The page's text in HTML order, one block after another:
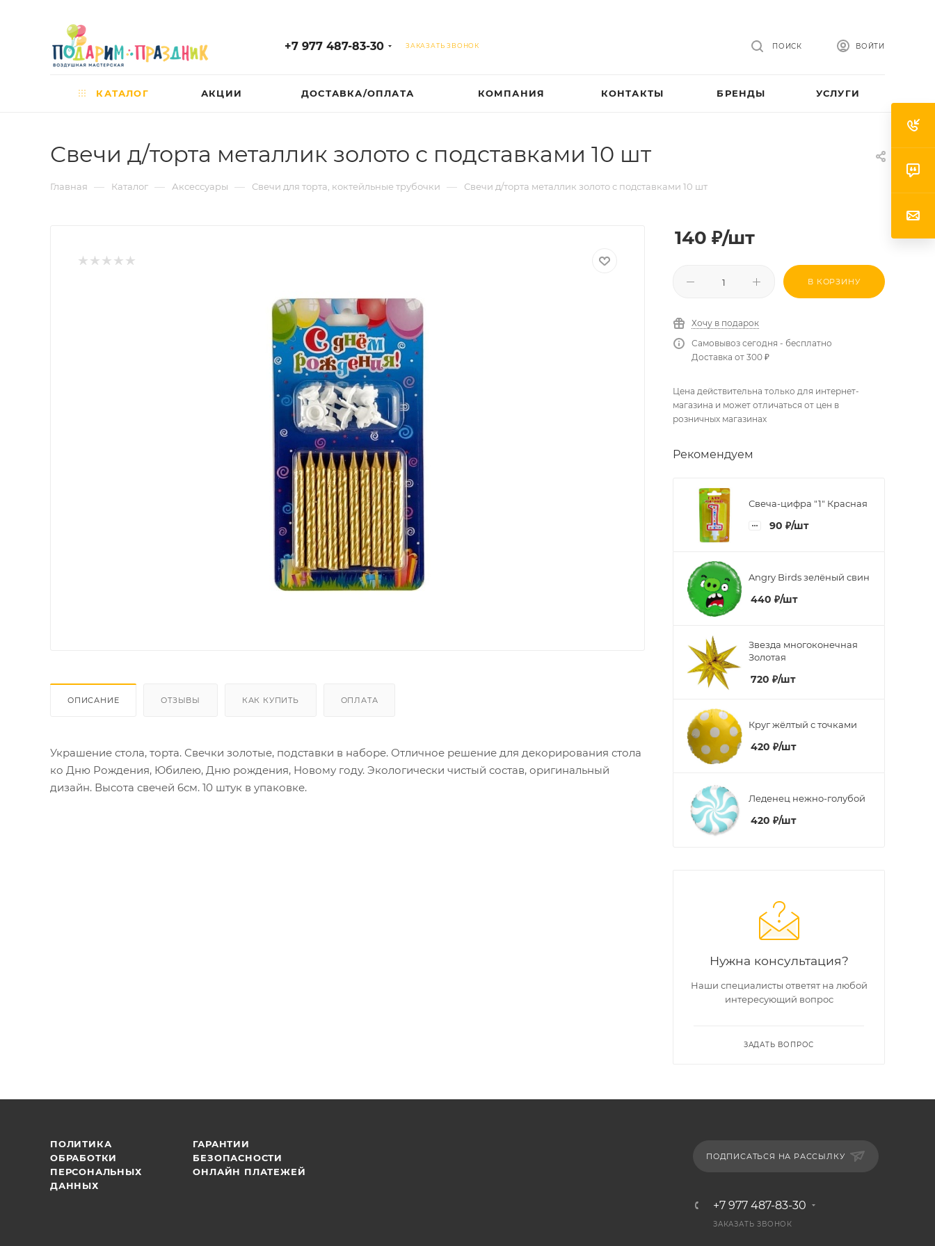
+7 977 487-83-30 ЗАКАЗАТЬ ЗВОНОК ВОЙТИ
ПОИСК
КАТАЛОГ АКЦИИ ДОСТАВКА/ОПЛАТА КОМПАНИЯ КОНТАКТЫ БРЕНДЫ УСЛУГИ
Свечи д/торта металлик золото с подставками 10 шт
Главная — Каталог — Аксессуары — Свечи для торта, коктейльные трубочки — Свечи д/торта металлик золото с подставками 10 шт
ОПИСАНИЕ ОТЗЫВЫ КАК КУПИТЬ ОПЛАТА
Украшение стола, торта. Свечки золотые, подставки в наборе. Отличное решение для декорирования стола
ко Дню Рождения, Юбилею, Дню рождения, Новому году. Экологически чистый состав, оригинальный
дизайн. Высота свечей 6см. 10 штук в упаковке.
140 ₽/шт
В КОРЗИНУ
Хочу в подарок
Самовывоз сегодня - бесплатно
Доставка от 300 ₽
Цена действительна только для интернет-
магазина и может отличаться от цен в
розничных магазинах
Рекомендуем
Свеча-цифра "1" Красная
90 ₽/шт
Angry Birds зелёный свин
440 ₽/шт
Звезда многоконечная
Золотая
720 ₽/шт
Круг жёлтый с точками
420 ₽/шт
Леденец нежно-голубой
420 ₽/шт
Нужна консультация?
Наши специалисты ответят на любой
интересующий вопрос
ЗАДАТЬ ВОПРОС
ПОЛИТИКА
ОБРАБОТКИ
ПЕРСОНАЛЬНЫХ
ДАННЫХ
ГАРАНТИИ
БЕЗОПАСНОСТИ
ОНЛАЙН ПЛАТЕЖЕЙ
ПОДПИСАТЬСЯ НА РАССЫЛКУ
+7 977 487-83-30
ЗАКАЗАТЬ ЗВОНОК